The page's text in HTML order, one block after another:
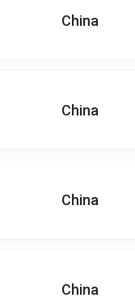
China
China
China
China